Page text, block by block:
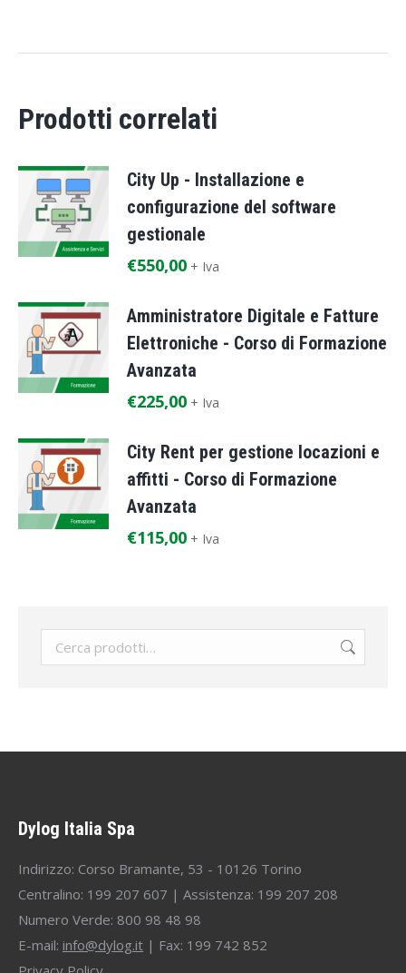
Prodotti correlati
City Up - Installazione e
configurazione del software
gestionale
€550,00 + Iva
Amministratore Digitale e Fatture
Elettroniche - Corso di Formazione
Avanzata
€225,00 + Iva
City Rent per gestione locazioni e
affitti - Corso di Formazione
Avanzata
€115,00 + Iva
Dylog Italia Spa
Indirizzo: Corso Bramante, 53 - 10126 Torino
Centralino: 199 207 607 | Assistenza: 199 207 208
Numero Verde: 800 98 48 98
E-mail: info@dylog.it | Fax: 199 742 852